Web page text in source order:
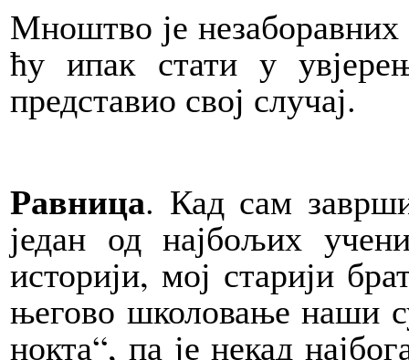
Мноштво је незаборавних
ћу ипак стати у
представио свој случај.
Равница. Кад сам
један од најбољих
историји, мој старији
његово школовање наши
нокта“, па је некад